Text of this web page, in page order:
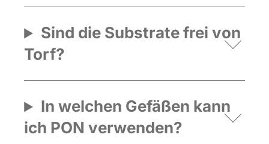
Sind die Substrate frei von
Torf?
In welchen Gefäßen kann
ich PON verwenden?